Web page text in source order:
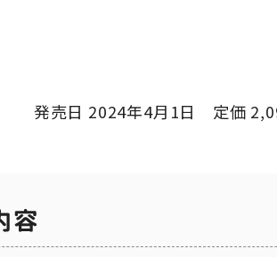
発売日 2024年4月1日 定価